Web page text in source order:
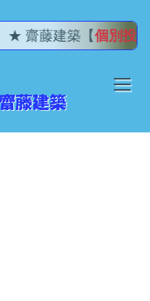
★ 齋藤建築【個別投稿